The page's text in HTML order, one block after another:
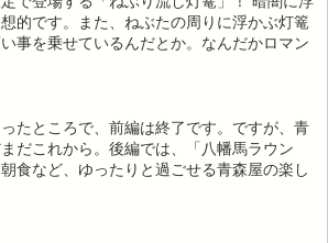
的です。また、ねぶたの周りに浮かぶ灯篭
事を乗せているんだとか。なんだかロマン
たところで、前編は終了です。ですが、青
だこれから。後編では、「八幡馬ラウン
食など、ゆったりと過ごせる青森屋の楽し